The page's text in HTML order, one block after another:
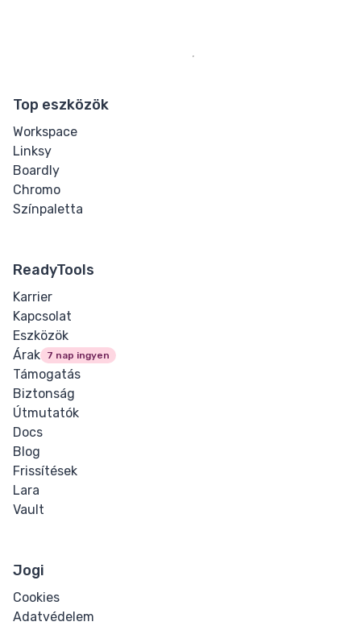
Top eszközök
Workspace
Linksy
Boardly
Chromo
Színpaletta
ReadyTools
Karrier
Kapcsolat
Eszközök
Árak
7 nap ingyen
Támogatás
Biztonság
Útmutatók
Docs
Blog
Frissítések
Lara
Vault
Jogi
Cookies
Adatvédelem